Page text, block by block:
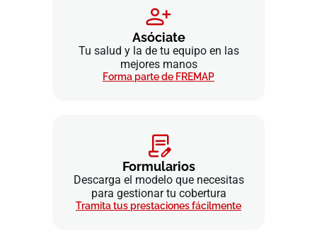
Asóciate
Tu salud y la de tu equipo en las
mejores manos
Forma parte de FREMAP
Formularios
Descarga el modelo que necesitas
para gestionar tu cobertura
Tramita tus prestaciones fácilmente